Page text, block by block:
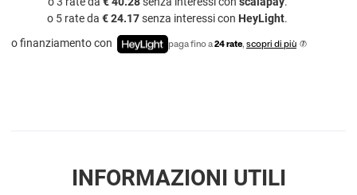
o 5 rate da € 24.17senza interessi con HeyLight.
o finanziamento con
paga fino a24 rate, scopri di più
INFORMAZIONI UTILI